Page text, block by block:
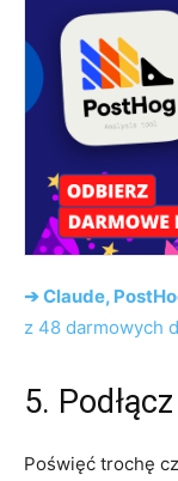
➔ Claude,
z 48 darmowych
5.
Poświęć trochę